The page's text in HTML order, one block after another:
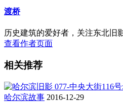
渡桥
历史建筑的爱好者，关注东北旧
查看作者页面
相关推荐
哈尔滨故事 2016-12-29